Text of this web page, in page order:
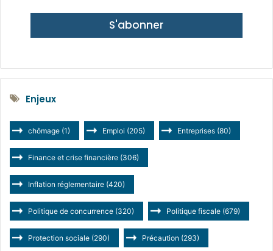
S'abonner
Enjeux
chômage (1) Emploi (205) Entreprises (80)
Finance et crise financière (306)
Inflation réglementaire (420)
Politique de concurrence (320) Politique fiscale (679)
Protection sociale (290) Précaution (293)